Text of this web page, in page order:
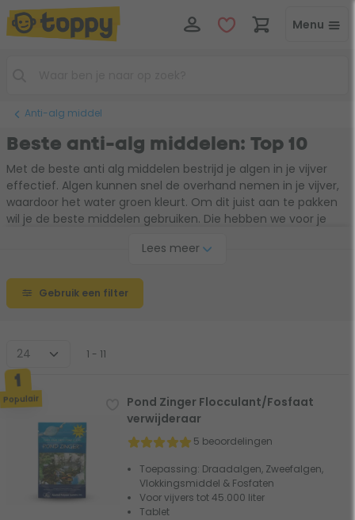
Menu
Anti-alg middel
Beste anti-alg middelen: Top 10
Met de beste anti alg middelen bestrijd je algen in je vijver
effectief. Algen kunnen snel de overhand nemen in je vijver,
waardoor het water groen kleurt. Om dit juist aan te pakken
wil je de beste middelen gebruiken. Die hebben we voor je
maak de juiste keuze voor jouw vijver.
Lees meer
Gebruik een filter
1 - 11
Populair
Pond Zinger Flocculant/Fosfaat
verwijderaar
5 beoordelingen
Toepassing: Draadalgen, Zweefalgen,
Vlokkingsmiddel & Fosfaten
Voor vijvers tot 45.000 liter
Tablet